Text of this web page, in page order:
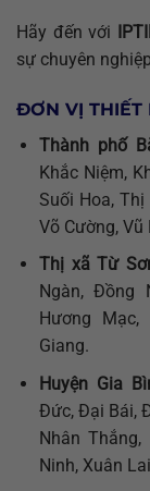
Hãy đến với
sự chuyên
ĐƠN VỊ THIẾT
Thành phố
Khắc Niệm,
Suối Hoa, Thị
Võ Cường, Vũ
Thị xã Từ
Ngàn, Đồng
Hương
Giang.
Huyện Gia
Đức, Đại Bái,
Nhân
Ninh, Xuân